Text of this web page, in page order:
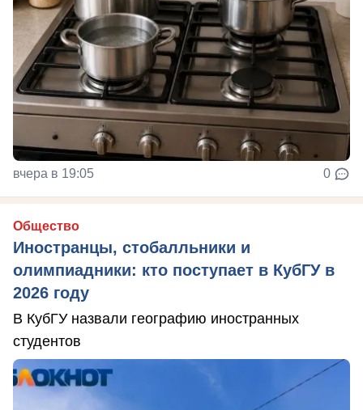
вчера в 19:05 0
Общество
Иностранцы, стобалльники и
олимпиадники: кто поступает в КубГУ в
2026 году
В КубГУ назвали географию иностранных
студентов